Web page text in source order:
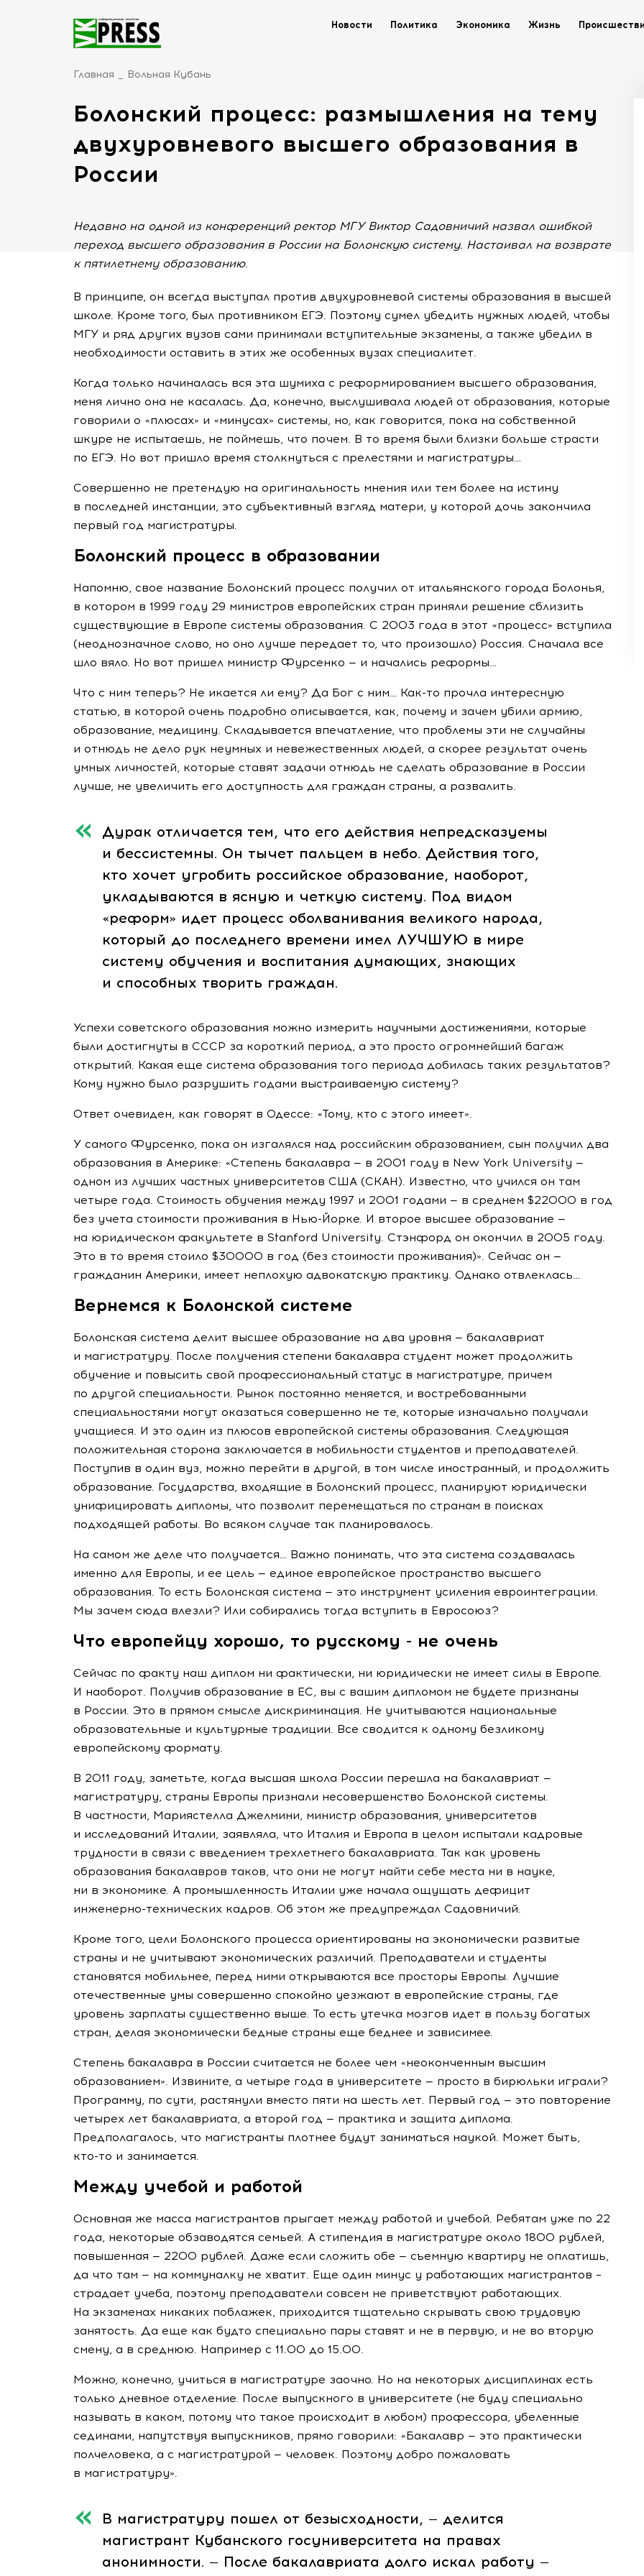
Новости Политика Экономика Жизнь
Главная Вольная Кубань
Болонский процесс: размышления на тему
двухуровневого высшего образования в
России
Недавно на одной из конференций ректор МГУ Виктор Садовничий назвал ошибкой
переход высшего образования в России на Болонскую систему. Настаивал на возврате
к пятилетнему образованию.
В принципе, он всегда выступал против двухуровневой системы образования в высшей
школе. Кроме того, был противником ЕГЭ. Поэтому сумел убедить нужных людей, чтобы
МГУ и ряд других вузов сами принимали вступительные экзамены, а также убедил в
необходимости оставить в этих же особенных вузах специалитет.
Когда только начиналась вся эта шумиха с реформированием высшего образования,
меня лично она не касалась. Да, конечно, выслушивала людей от образования, которые
говорили о «плюсах» и «минусах» системы, но, как говорится, пока на собственной
шкуре не испытаешь, не поймешь, что почем. В то время были близки больше страсти
по ЕГЭ. Но вот пришло время столкнуться с прелестями и магистратуры…
Совершенно не претендую на оригинальность мнения или тем более на истину
в последней инстанции, это субъективный взгляд матери, у которой дочь закончила
первый год магистратуры.
Болонский процесс в образовании
Напомню, свое название Болонский процесс получил от итальянского города Болонья,
в котором в 1999 году 29 министров европейских стран приняли решение сблизить
существующие в Европе системы образования. С 2003 года в этот «процесс» вступила
(неоднозначное слово, но оно лучше передает то, что произошло) Россия. Сначала все
шло вяло. Но вот пришел министр Фурсенко — и начались реформы…
Что с ним теперь? Не икается ли ему? Да Бог с ним… Как-то прочла интересную
статью, в которой очень подробно описывается, как, почему и зачем убили армию,
образование, медицину. Складывается впечатление, что проблемы эти не случайны
и отнюдь не дело рук неумных и невежественных людей, а скорее результат очень
умных личностей, которые ставят задачи отнюдь не сделать образование в России
лучше, не увеличить его доступность для граждан страны, а развалить.
Дурак отличается тем, что его действия непредсказуемы
и бессистемны. Он тычет пальцем в небо. Действия того,
кто хочет угробить российское образование, наоборот,
укладываются в ясную и четкую систему. Под видом
«реформ» идет процесс оболванивания великого народа,
который до последнего времени имел ЛУЧШУЮ в мире
систему обучения и воспитания думающих, знающих
и способных творить граждан.
Успехи советского образования можно измерить научными достижениями, которые
были достигнуты в СССР за короткий период, а это просто огромнейший багаж
открытий. Какая еще система образования того периода добилась таких результатов?
Кому нужно было разрушить годами выстраиваемую систему?
Ответ очевиден, как говорят в Одессе: «Тому, кто с этого имеет».
У самого Фурсенко, пока он изгалялся над российским образованием, сын получил два
образования в Америке: «Степень бакалавра — в 2001 году в New York University —
одном из лучших частных университетов США (СКАН). Известно, что учился он там
четыре года. Стоимость обучения между 1997 и 2001 годами — в среднем $22000 в год
без учета стоимости проживания в Нью-Йорке. И второе высшее образование —
на юридическом факультете в Stanford University. Стэнфорд он окончил в 2005 году.
Это в то время стоило $30000 в год (без стоимости проживания)». Сейчас он —
гражданин Америки, имеет неплохую адвокатскую практику. Однако отвлеклась…
Вернемся к Болонской системе
Болонская система делит высшее образование на два уровня — бакалавриат
и магистратуру. После получения степени бакалавра студент может продолжить
обучение и повысить свой профессиональный статус в магистратуре, причем
по другой специальности. Рынок постоянно меняется, и востребованными
специальностями могут оказаться совершенно не те, которые изначально получали
учащиеся. И это один из плюсов европейской системы образования. Следующая
положительная сторона заключается в мобильности студентов и преподавателей.
Поступив в один вуз, можно перейти в другой, в том числе иностранный, и продолжить
образование. Государства, входящие в Болонский процесс, планируют юридически
унифицировать дипломы, что позволит перемещаться по странам в поисках
подходящей работы. Во всяком случае так планировалось.
На самом же деле что получается… Важно понимать, что эта система создавалась
именно для Европы, и ее цель — единое европейское пространство высшего
образования. То есть Болонская система — это инструмент усиления евроинтеграции.
Мы зачем сюда влезли? Или собирались тогда вступить в Евросоюз?
Что европейцу хорошо, то русскому - не очень
Сейчас по факту наш диплом ни фактически, ни юридически не имеет силы в Европе.
И наоборот. Получив образование в ЕС, вы с вашим дипломом не будете признаны
в России. Это в прямом смысле дискриминация. Не учитываются национальные
образовательные и культурные традиции. Все сводится к одному безликому
европейскому формату.
В 2011 году, заметьте, когда высшая школа России перешла на бакалавриат —
магистратуру, страны Европы признали несовершенство Болонской системы.
В частности, Мариястелла Джелмини, министр образования, университетов
и исследований Италии, заявляла, что Италия и Европа в целом испытали кадровые
трудности в связи с введением трехлетнего бакалавриата. Так как уровень
образования бакалавров таков, что они не могут найти себе места ни в науке,
ни в экономике. А промышленность Италии уже начала ощущать дефицит
инженерно-технических кадров. Об этом же предупреждал Садовничий.
Кроме того, цели Болонского процесса ориентированы на экономически развитые
страны и не учитывают экономических различий. Преподаватели и студенты
становятся мобильнее, перед ними открываются все просторы Европы. Лучшие
отечественные умы совершенно спокойно уезжают в европейские страны, где
уровень зарплаты существенно выше. То есть утечка мозгов идет в пользу богатых
стран, делая экономически бедные страны еще беднее и зависимее.
Степень бакалавра в России считается не более чем «неоконченным высшим
образованием». Извините, а четыре года в университете — просто в бирюльки играли?
Программу, по сути, растянули вместо пяти на шесть лет. Первый год — это повторение
четырех лет бакалавриата, а второй год — практика и защита диплома.
Предполагалось, что магистранты плотнее будут заниматься наукой. Может быть,
кто-то и занимается.
Между учебой и работой
Основная же масса магистрантов прыгает между работой и учебой. Ребятам уже по 22
года, некоторые обзаводятся семьей. А стипендия в магистратуре около 1800 рублей,
повышенная — 2200 рублей. Даже если сложить обе — съемную квартиру не оплатишь,
да что там — на коммуналку не хватит. Еще один минус у работающих магистрантов –
страдает учеба, поэтому преподаватели совсем не приветствуют работающих.
На экзаменах никаких поблажек, приходится тщательно скрывать свою трудовую
занятость. Да еще как будто специально пары ставят и не в первую, и не во вторую
смену, а в среднюю. Например с 11.00 до 15.00.
Можно, конечно, учиться в магистратуре заочно. Но на некоторых дисциплинах есть
только дневное отделение. После выпускного в университете (не буду специально
называть в каком, потому что такое происходит в любом) профессора, убеленные
сединами, напутствуя выпускников, прямо говорили: «Бакалавр — это практически
полчеловека, а с магистратурой — человек. Поэтому добро пожаловать
в магистратуру».
В магистратуру пошел от безысходности, — делится
магистрант Кубанского госуниверситета на правах
анонимности. — После бакалавриата долго искал работу —